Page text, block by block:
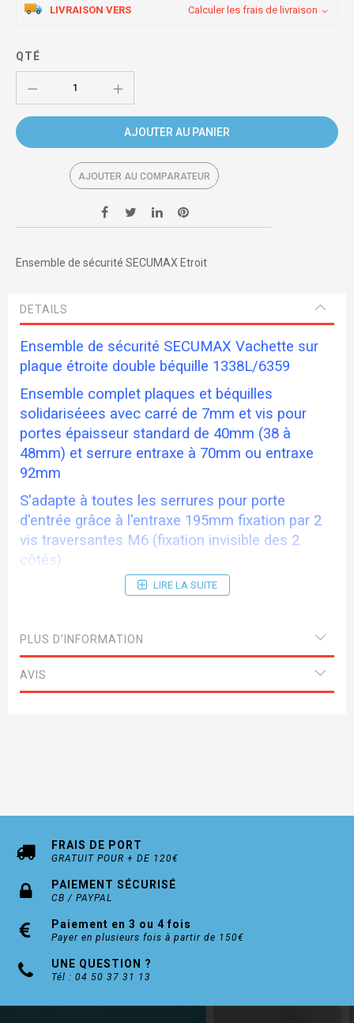
LIVRAISON VERS Calculer les frais de livraison
QTÉ
AJOUTER AU PANIER
AJOUTER AU COMPARATEUR
Ensemble de sécurité SECUMAX Etroit
DETAILS
Ensemble de sécurité SECUMAX Vachette sur
plaque étroite double béquille 1338L/6359
Ensemble complet plaques et béquilles
solidariséees avec carré de 7mm et vis pour
portes épaisseur standard de 40mm (38 à
48mm) et serrure entraxe à 70mm ou entraxe
92mm
S'adapte à toutes les serrures pour porte
d'entrée grâce à l'entraxe 195mm fixation par 2
vis traversantes M6 (fixation invisible des 2
côtés)
Haute résistance et retarde l'effraction grâce au
15mm) par simple serrage de vis pointeaux.
Plaque alu massif Dim : 240x36 Ep.12mm côté
extérieur et 8mm côté intérieur
LIRE LA SUITE
PLUS D’INFORMATION
AVIS
FRAIS DE PORT
GRATUIT POUR + DE 120€
PAIEMENT SÉCURISÉ
CB / PAYPAL
Paiement en 3 ou 4 fois
Payer en plusieurs fois à partir de 150€
UNE QUESTION ?
Tél : 04 50 37 31 13